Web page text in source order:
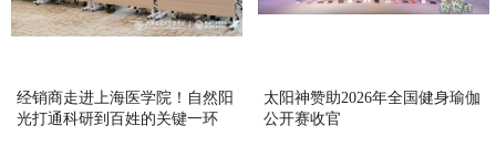
经销商走进上海医学院！自然阳
光打通科研到百姓的关键一环
太阳神赞助2026年全国健身瑜伽
公开赛收官